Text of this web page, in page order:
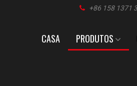
+86 158 1371
CASA PRODUTOS